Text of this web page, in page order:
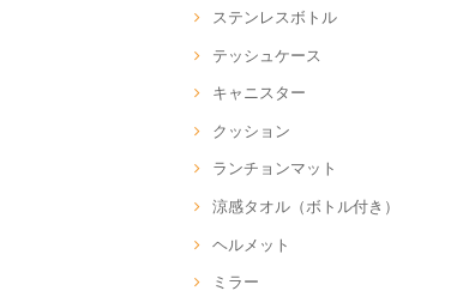
ステンレスボトル
テッシュケース
キャニスター
クッション
ランチョンマット
涼感タオル（ボトル付き）
ヘルメット
ミラー